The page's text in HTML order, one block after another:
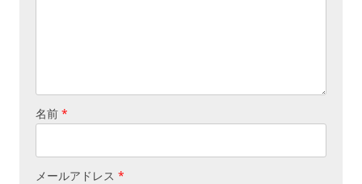
名前 *
メールアドレス *